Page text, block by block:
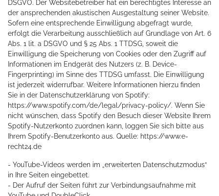
- YouTube-Videos werden im „erweiterten Datenschutzmodus“
in Ihre Seiten eingebettet.
- Der Aufruf der Seiten führt zur Verbindungsaufnahme mit